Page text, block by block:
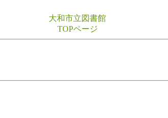
大和市立図書館
TOPページ